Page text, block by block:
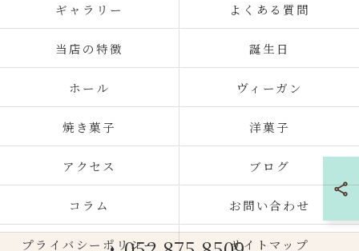
ギャラリー よくある質問
当店の特徴 誕生日
ホール ヴィーガン
焼き菓子 洋菓子
アクセス ブログ
コラム お問い合わせ
プライバシーポリシー サイトマップ